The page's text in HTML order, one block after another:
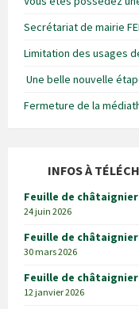
Secrétariat de mairie
Limitation des usages
Une belle nouvelle
Fermeture de la
INFOS À
Feuille de châtaignier
24 juin 2026
Feuille de châtaignier
30 mars 2026
Feuille de châtaignier
12 janvier 2026